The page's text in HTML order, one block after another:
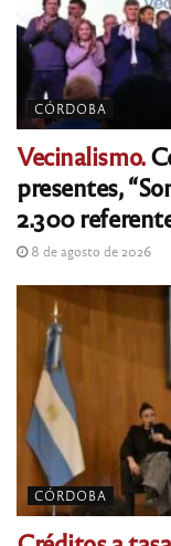
CÓRDOBA
Vecinalismo.
presentes,
2.300
8 de agosto de 2026
CÓRDOBA